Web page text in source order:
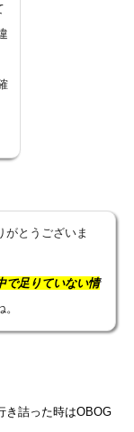
がとうございま
で足りていない情
き詰った時はOBOG